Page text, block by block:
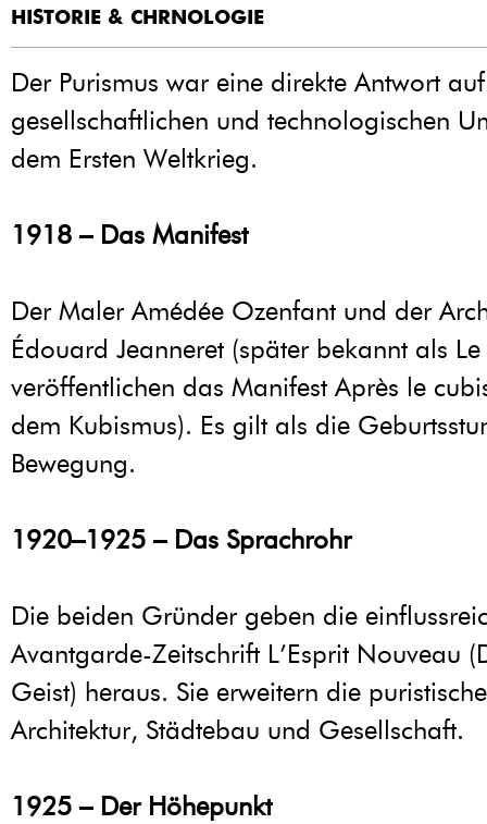
HISTORIE & CHRNOLOGIE
Der Purismus war eine direkte Antwort
gesellschaftlichen und technologischen
dem Ersten Weltkrieg.
1918 – Das Manifest
Der Maler Amédée Ozenfant und der
Édouard Jeanneret (später bekannt als
veröffentlichen das Manifest Après le
dem Kubismus). Es gilt als die
Bewegung.
1920–1925 – Das Sprachrohr
Die beiden Gründer geben die
Avantgarde-Zeitschrift L’Esprit Nouveau
Geist) heraus. Sie erweitern die
Architektur, Städtebau und Gesellschaft.
1925 – Der Höhepunkt